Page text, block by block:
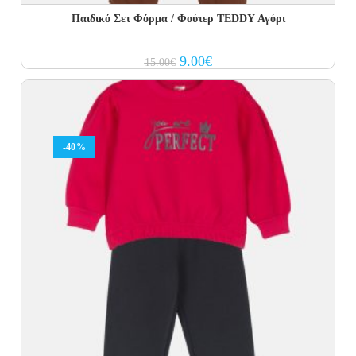
Παιδικό Σετ Φόρμα / Φούτερ TEDDY Αγόρι
15.00€ Original
price
was:
15.00€.
9.00€Current
price
is:
-40%